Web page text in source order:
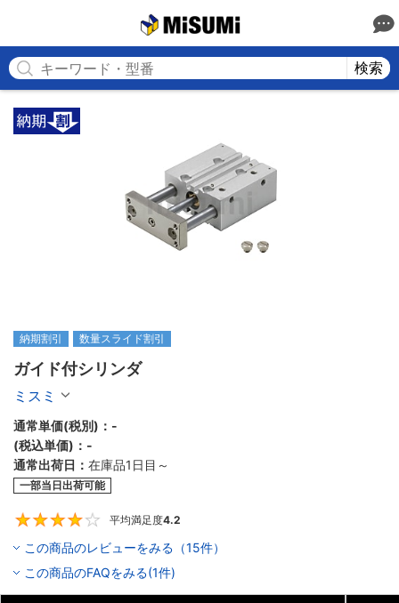
検索
納期割引 数量スライド割引
ガイド付シリンダ
ミスミ
通常単価(税別)： -
(税込単価)： -
通常出荷日： 在庫品1日目～
一部当日出荷可能
平均満足度4.2
この商品のレビューをみる（15件）
この商品のFAQをみる(1件)